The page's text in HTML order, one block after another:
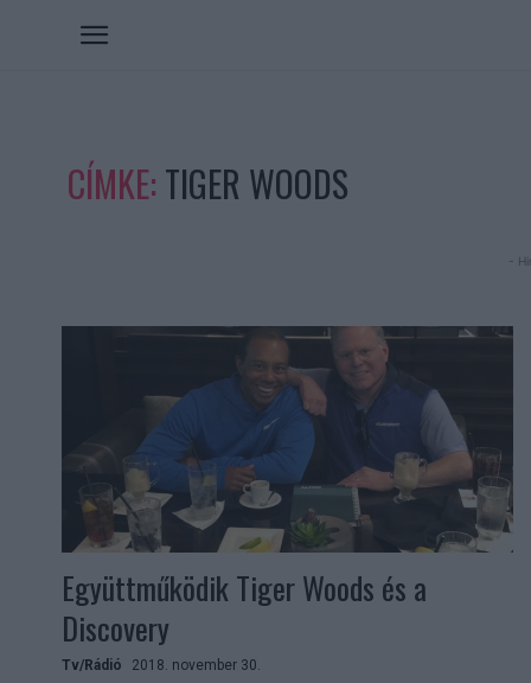
CÍMKE: TIGER WOODS
-
Együttműködik Tiger Woods és a
Discovery
Tv/Rádió 2018. november 30.